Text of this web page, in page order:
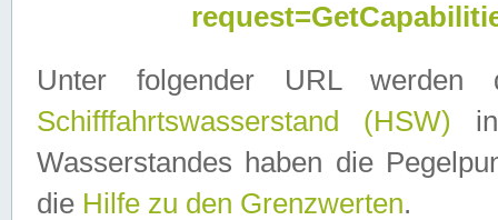
Unter folgender URL
Schifffahrtswasserstand (HSW)
Wasserstandes haben die
die Hilfe zu den Grenzwerten.